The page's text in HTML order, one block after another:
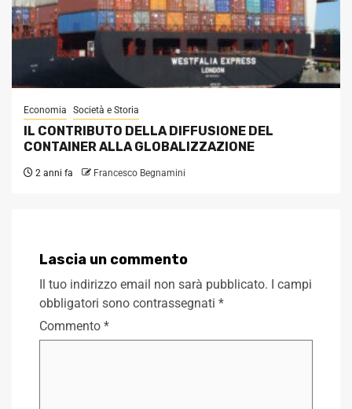
Economia Società e Storia
IL CONTRIBUTO DELLA DIFFUSIONE DEL
CONTAINER ALLA GLOBALIZZAZIONE
2 anni fa Francesco Begnamini
Lascia un commento
Il tuo indirizzo email non sarà pubblicato. I campi
obbligatori sono contrassegnati *
Commento *